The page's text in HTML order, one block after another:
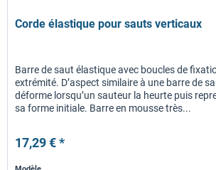
Corde élastique pour sauts verticaux
Barre de saut élastique avec boucles de
extrémité. D’aspect similaire à une barre de
déforme lorsqu’un sauteur la heurte puis
sa forme initiale. Barre en mousse très...
17,29 € *